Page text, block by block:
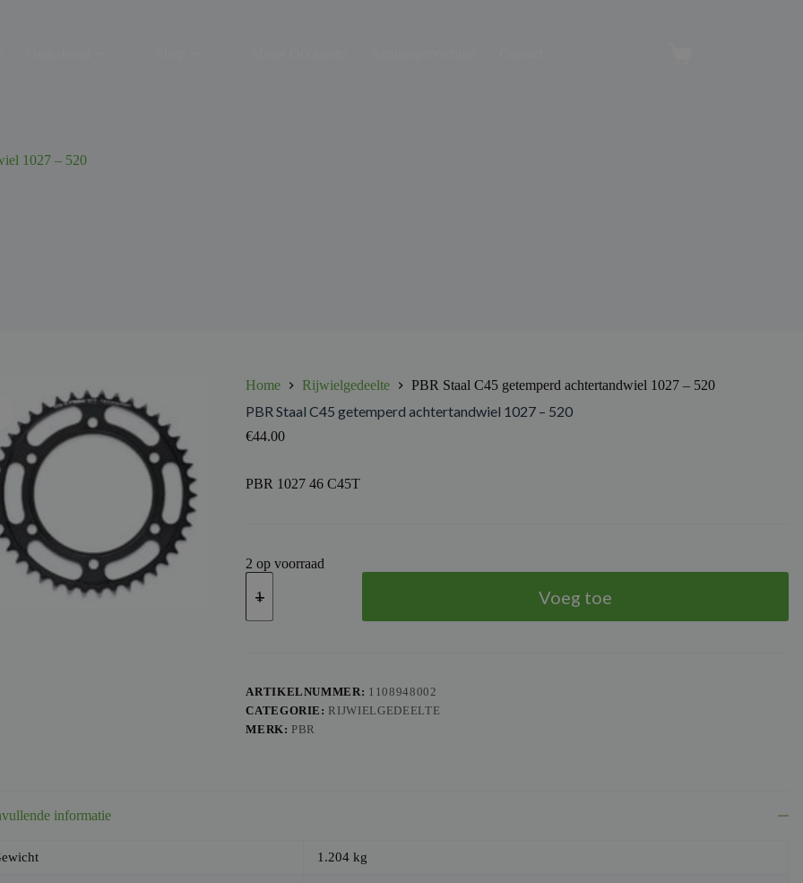
1027 – 520
Home Rijwielgedeelte PBR Staal C45 getemperd achtertandwiel 1027 – 520
PBR Staal C45 getemperd achtertandwiel 1027 – 520
€44.00
PBR 1027 46 C45T
2 op voorraad
PBR
Staal
getemperd
520
aantal
Voeg toe
ARTIKELNUMMER: 1108948002
CATEGORIE: RIJWIELGEDEELTE
MERK: PBR
informatie
1.204 kg